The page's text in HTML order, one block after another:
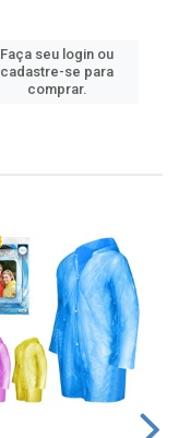
Faça seu login ou
cadastre-se para
comprar.